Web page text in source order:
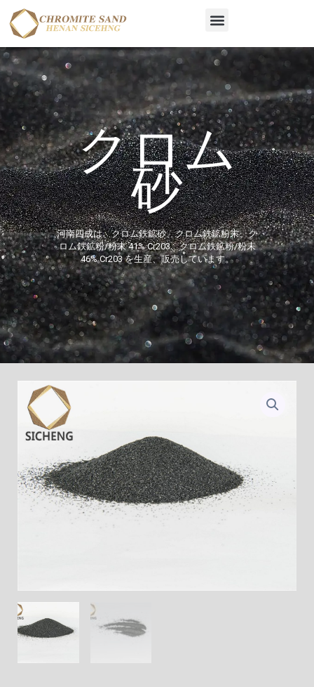
Skip
content
Menu
クロム
砂
河南四成は、クロム鉄鉱砂、クロム鉄鉱粉末、ク
ロム鉄鉱粉/粉末 41% Cr203、クロム鉄鉱粉/粉末
46% Cr203 を生産、販売しています。